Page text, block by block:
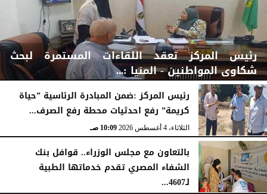
رئيس المركز تعقد اللقاءات المستمرة لبحث
شكاوى المواطنين - المنيا :...
الثلاثاء، 4 أغسطس 2026 03:00 مـ
رئيس المركز :ضمن المبادرة الرئاسية ”حياة
كريمة” رفع احدثيات محطة رفع الصرف...
الثلاثاء، 4 أغسطس 2026 10:09 صـ
بالتعاون مع مجلس الوزراء.. قوافل بنك
الشفاء المصري تقدم خدماتها الطبية
لـ4607...